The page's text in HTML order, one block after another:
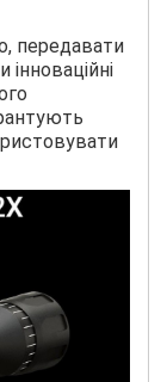
передавати